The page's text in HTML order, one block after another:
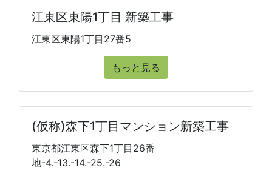
江東区東陽1丁目 新築工事
江東区東陽1丁目27番5
もっと見る
(仮称)森下1丁目マンション新築工事
東京都江東区森下1丁目26番
地-4.-13.-14.-25.-26